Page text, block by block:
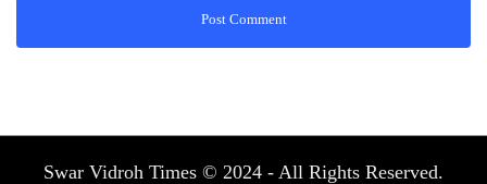
Swar Vidroh Times © 2024 - All Rights Reserved.